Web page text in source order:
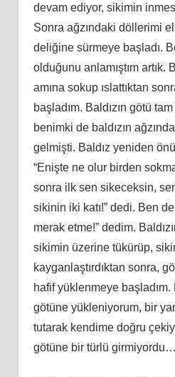
devam ediyor, sikimin
Sonra ağzındaki döllerimi
deliğine sürmeye başladı.
olduğunu anlamıştım artık.
amına sokup ıslattıktan
başladım. Baldızın götü
benimki de baldızın
gelmişti. Baldız yeniden
“Enişte ne olur birden
sonra ilk sen sikeceksin,
sikinin iki katı!” dedi. Ben
merak etme!” dedim.
sikimin üzerine tükürüp,
kayganlaştırdıktan sonra,
hafif yüklenmeye başladım.
götüne yükleniyorum, bir
tutarak kendime doğru
götüne bir türlü girmiyordu…